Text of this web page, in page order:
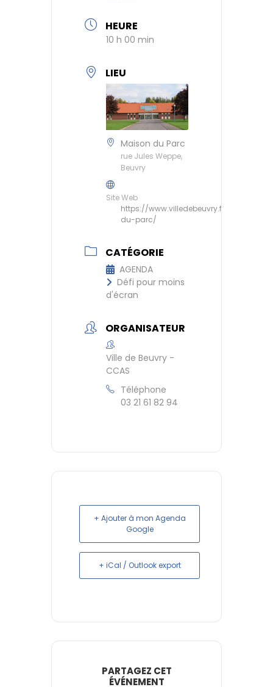
HEURE
10 h 00 min
LIEU
Maison du Parc
rue Jules Weppe,
Beuvry
Site Web
https://www.villedebeuvry.fr/maison-
du-parc/
CATÉGORIE
AGENDA
Défi pour moins
d'écran
ORGANISATEUR
Ville de Beuvry -
CCAS
Téléphone
03 21 61 82 94
+ Ajouter à mon Agenda
Google
+ iCal / Outlook export
PARTAGEZ CET
ÉVÉNEMENT